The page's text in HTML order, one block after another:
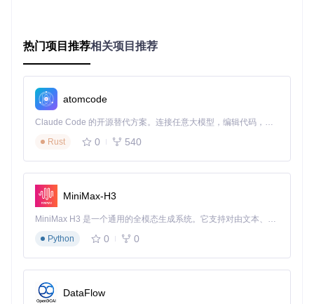
直接双击运行 src/tchMaterial-parser.pyw
重要提示
址，格式通常为https://basic.smartedu.cn/tchMat
erial/detail?...
打开工具后，你会看到如下界面：
电子课本下载工具主界面
在文本框中粘贴一个或多个教材网址（每个网址单独一
行）
热门项目推荐相关项目推荐
atomcode
Claude Code 的开源替代方案。连接任意大模型，编辑代码，运行命令，自动验证 — 全自动执行。用 Rust 构建，极致性能。 ｜ An open-source alternative to Claude Code. Connect any LLM, edit code, run commands, and verify changes — autonomously. Built in Rust for speed. Get Started
Rust
0 540
MiniMax-H3
MiniMax H3 是一个通用的全模态生成系统。它支持对由文本、图像、视频和音频组成的多模态上下文进行统一理解，并能生成分辨率高达 2K、时长可达 15 秒的带原生立体声音频的视频。得益于面向任务泛化的系统设计，H3 在预训练阶段就已具备广泛的多模态上下文理解与生成能力，能够出色地执行复杂的多模态指令。
Python
0 0
DataFlow